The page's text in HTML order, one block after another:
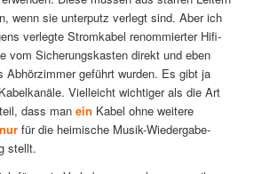
wenn sie unterputz verlegt sind. Aber ich
verlegte Stromkabel renommierter Hifi-
vom Sicherungskasten direkt und eben
Abhörzimmer geführt wurden. Es gibt ja
Vielleicht wichtiger als die Art
dass man ein Kabel ohne weitere
nurfür die heimische Musik-Wiedergabe-
stellt.